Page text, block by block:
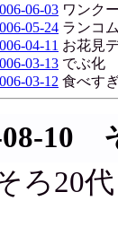
06-03 ワンク
05-24 ランコム
04-11 お花見
03-13 でぶ化
03-12 食べす
08-10
ろ20